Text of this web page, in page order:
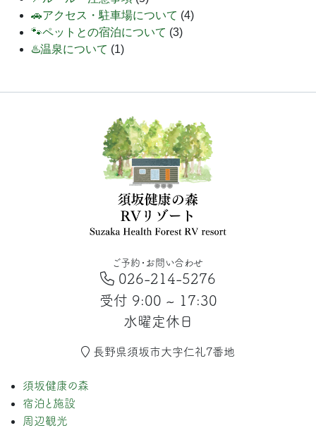
🚗アクセス・駐車場について (4)
🐾ペットとの宿泊について (3)
♨️温泉について (1)
ご予約・お問い合わせ
026-214-5276
受付 9:00 ~ 17:30
水曜定休日
長野県須坂市大字仁礼7番地
須坂健康の森
宿泊と施設
周辺観光